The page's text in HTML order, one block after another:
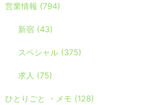
営業情報 (794)
新宿 (43)
スペシャル (375)
求人 (75)
ひとりごと ・メモ (128)